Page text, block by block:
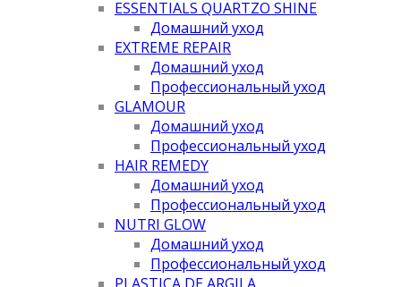
ESSENTIALS QUARTZO SHINE
Домашний уход
EXTREME REPAIR
Домашний уход
Профессиональный уход
GLAMOUR
Домашний уход
Профессиональный уход
HAIR REMEDY
Домашний уход
Профессиональный уход
NUTRI GLOW
Домашний уход
Профессиональный уход
PLASTICA DE ARGILA